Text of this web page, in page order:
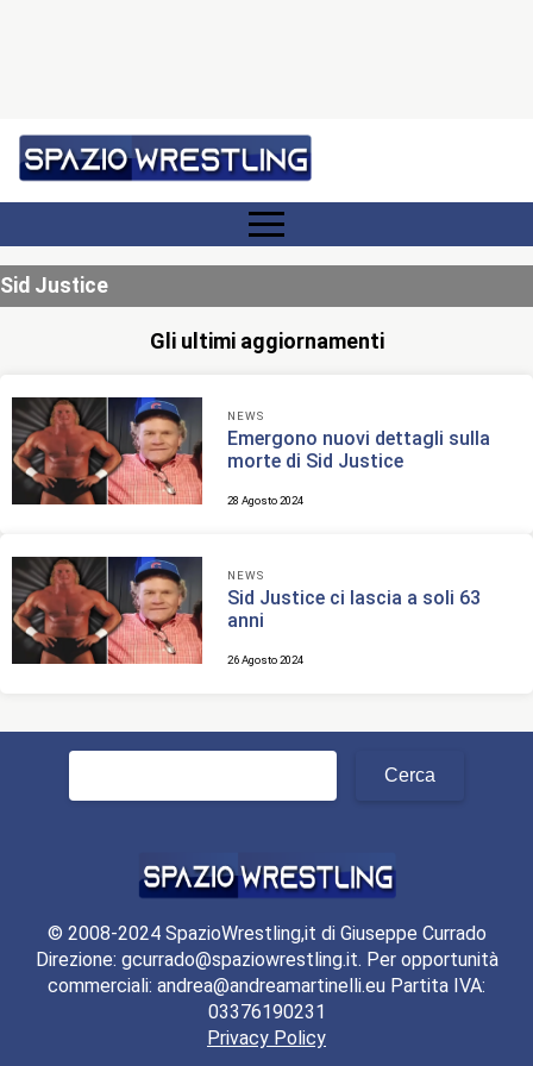
Sid Justice
Gli ultimi aggiornamenti
NEWS
Emergono nuovi dettagli sulla
morte di Sid Justice
28 Agosto 2024
NEWS
Sid Justice ci lascia a soli 63
anni
26 Agosto 2024
Ricerca
© 2008-2024 SpazioWrestling,it di Giuseppe Currado
Direzione: gcurrado@spaziowrestling.it. Per opportunità
commerciali: andrea@andreamartinelli.eu Partita IVA:
03376190231
Privacy Policy